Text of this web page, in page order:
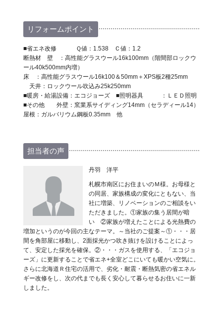
リフォームポイント
■省エネ改修 Ｑ値：1.538 Ｃ値：1.2
断熱材 壁 ：高性能グラスウール16k100mm（階間部ロックウ
ール40k500mm内増）
床 ：高性能グラスウール16k100＆50mm＋XPS板2種25mm
天井：ロックウール吹込み25k250mm
■暖房・給湯設備：エコジョーズ ■照明器具 ：ＬＥＤ照明
■その他 外壁：窯業系サイディング14mm（セラディール14）
屋根：ガルバリウム鋼板0.35mm 他
担当者の声
丹羽 洋平
札幌市南区にお住まいのＭ様。お母様と
の同居、家族構成の変化にともない、当
社に増築、リノベーションのご相談をい
ただきました。①家族の集う居間が暗
い ②家族が増えたことによる光熱費の
増加というのが今回の主なテーマ。～当社のご提案～①・・・居
間を角部屋に移動し、2面採光かつ吹き抜けを設けることによっ
て、安定した採光を確保。②・・・ガスを使用する、「エコジョ
ーズ」に更新することで省エネ+全室どこにいても暖かい空気に。
さらに北海道Ｒ住宅の活用で、劣化・耐震・断熱気密の省エネル
ギー改修をし、次の代までも長く安心して暮らせるお住いに一新
しました。